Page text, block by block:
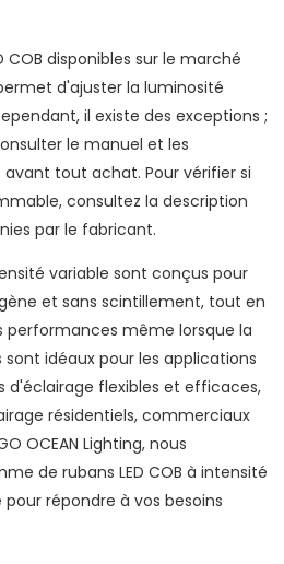
COB disponibles sur le marché
d'ajuster la luminosité
il existe des exceptions ;
le manuel et les
tout achat. Pour vérifier si
consultez la description
par le fabricant.
variable sont conçus pour
et sans scintillement, tout en
performances même lorsque la
idéaux pour les applications
d'éclairage flexibles et efficaces,
résidentiels, commerciaux
OCEAN Lighting, nous
de rubans LED COB à intensité
répondre à vos besoins